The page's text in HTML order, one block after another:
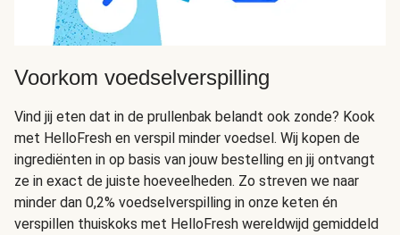
Voorkom voedselverspilling
Vind jij eten dat in de prullenbak belandt ook zonde? Kook
met HelloFresh en verspil minder voedsel. Wij kopen de
ingrediënten in op basis van jouw bestelling en jij ontvangt
ze in exact de juiste hoeveelheden. Zo streven we naar
minder dan 0,2% voedselverspilling in onze keten én
verspillen thuiskoks met HelloFresh wereldwijd gemiddeld